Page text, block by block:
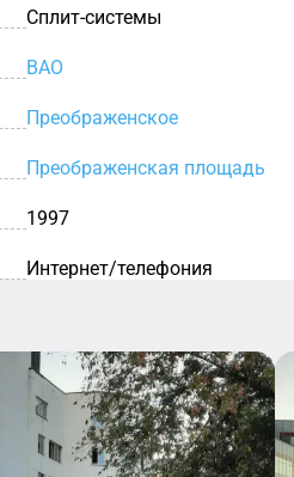
Сплит-системы
ВАО
Преображенское
Преображенская площадь
1997
Интернет/телефония